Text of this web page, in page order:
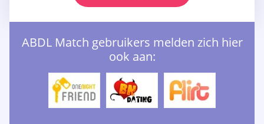
ABDL Match gebruikers melden zich hier
ook aan: